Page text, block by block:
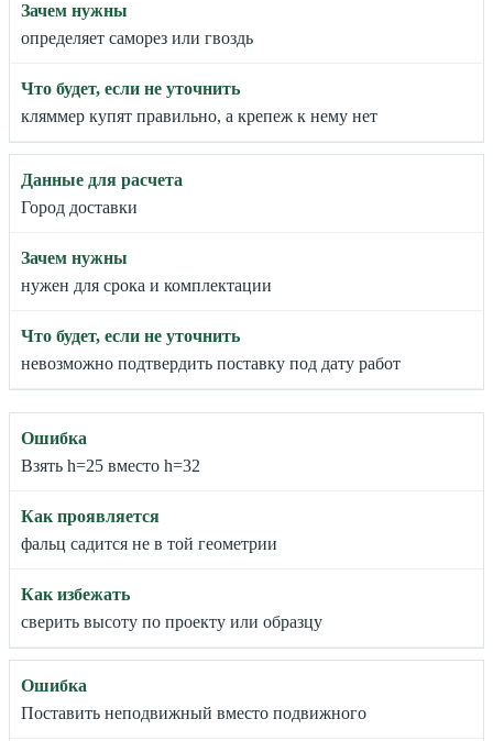
определяет саморез или гвоздь
кляммер купят правильно, а крепеж к нему нет
Город доставки
нужен для срока и комплектации
невозможно подтвердить поставку под дату работ
Взять h=25 вместо h=32
фальц садится не в той геометрии
сверить высоту по проекту или образцу
Поставить неподвижный вместо подвижного